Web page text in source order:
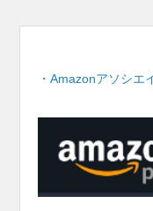
・Amazonアソシエ